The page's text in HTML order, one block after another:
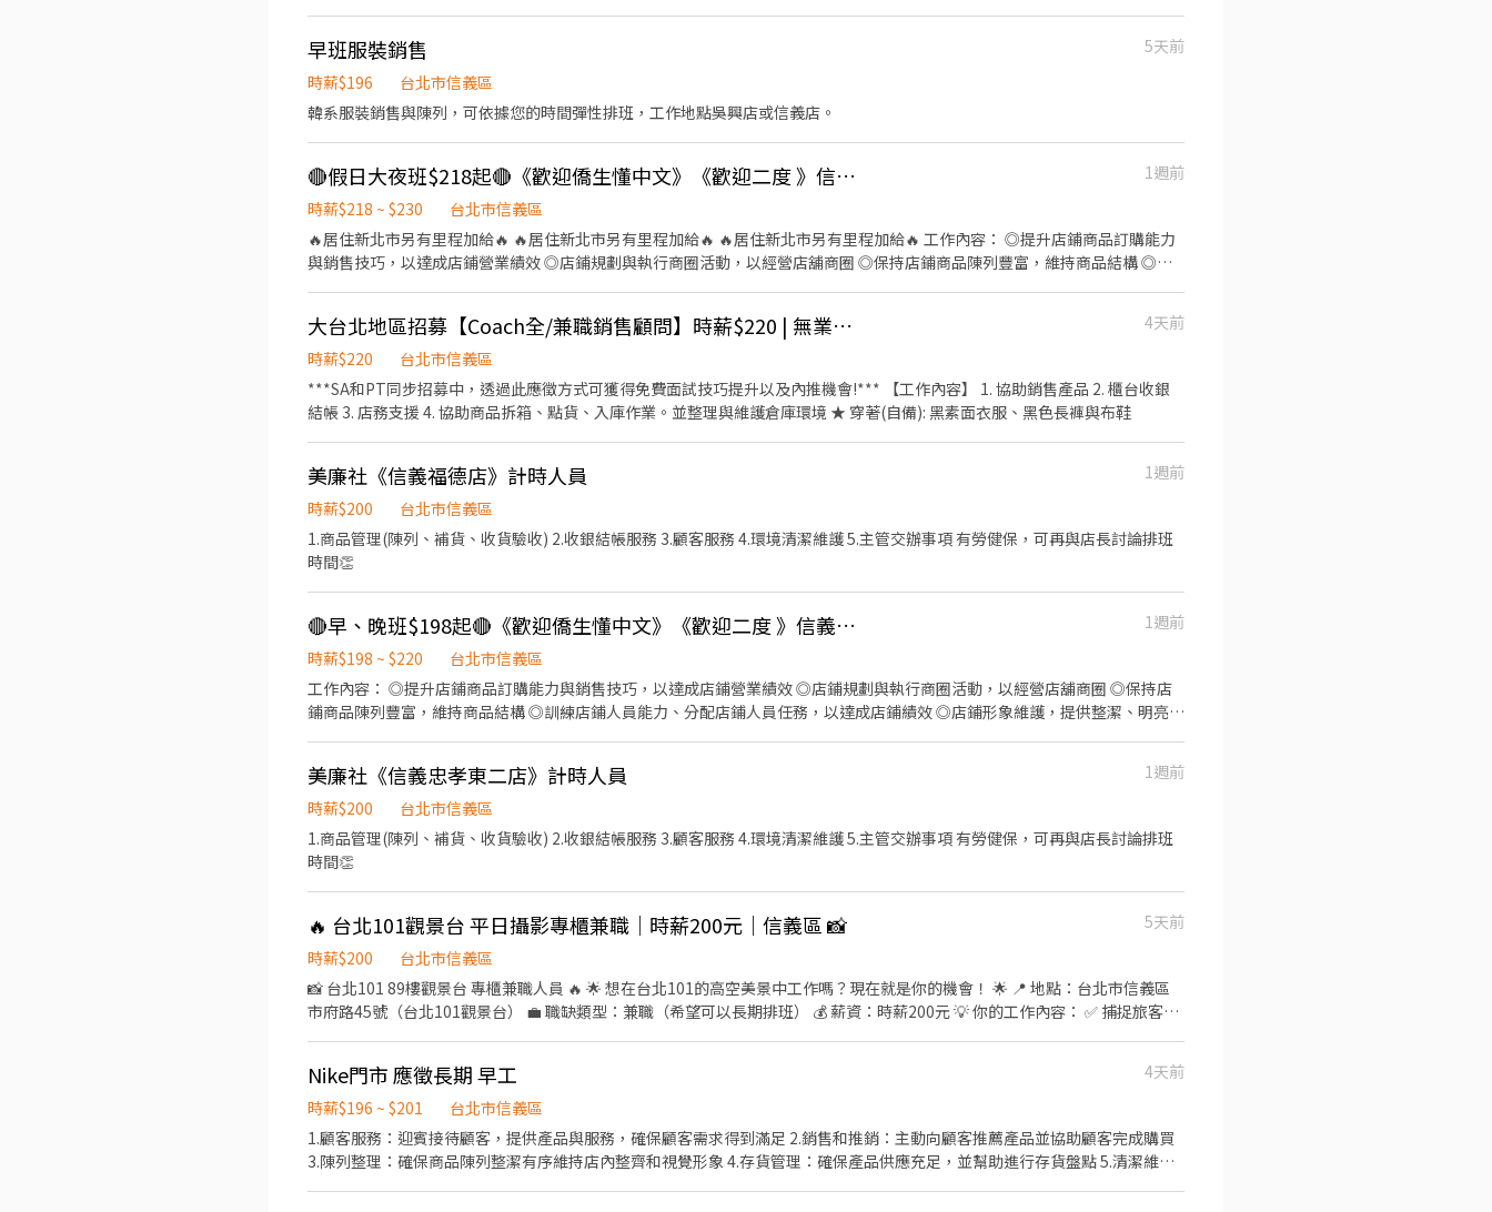
早班服裝銷售
5天前
時薪$196
台北市信義區
韓系服裝銷售與陳列，可依據您的時間彈性排班，工作地點吳興店或信義店。
🔴假日大夜班$218起🔴《歡迎僑生懂中文》《歡迎二度 》信義區景聯店
1週前
時薪$218 ~ $230
台北市信義區
🔥居住新北市另有里程加給🔥 🔥居住新北市另有里程加給🔥 🔥居住新北市另有里程加給🔥 工作內容： ◎提升店鋪商品訂購能力
與銷售技巧，以達成店鋪營業績效 ◎店鋪規劃與執行商圈活動，以經營店舖商圈 ◎保持店鋪商品陳列豐富，維持商品結構 ◎訓
大台北地區招募【Coach全/兼職銷售顧問】時薪$220 | 無業績壓力_858
4天前
時薪$220
台北市信義區
***SA和PT同步招募中，透過此應徵方式可獲得免費面試技巧提升以及內推機會!*** 【工作內容】 1. 協助銷售產品 2. 櫃台收銀
結帳 3. 店務支援 4. 協助商品拆箱、點貨、入庫作業。並整理與維護倉庫環境 ★ 穿著(自備): 黑素面衣服、黑色長褲與布鞋
美廉社《信義福德店》計時人員
1週前
時薪$200
台北市信義區
1.商品管理(陳列、補貨、收貨驗收) 2.收銀結帳服務 3.顧客服務 4.環境清潔維護 5.主管交辦事項 有勞健保，可再與店長討論排班
時間👏
🔴早、晚班$198起🔴《歡迎僑生懂中文》《歡迎二度 》信義區景聯店
1週前
時薪$198 ~ $220
台北市信義區
工作內容： ◎提升店鋪商品訂購能力與銷售技巧，以達成店鋪營業績效 ◎店鋪規劃與執行商圈活動，以經營店舖商圈 ◎保持店
鋪商品陳列豐富，維持商品結構 ◎訓練店鋪人員能力、分配店鋪人員任務，以達成店鋪績效 ◎店鋪形象維護，提供整潔、明亮、
美廉社《信義忠孝東二店》計時人員
1週前
時薪$200
台北市信義區
1.商品管理(陳列、補貨、收貨驗收) 2.收銀結帳服務 3.顧客服務 4.環境清潔維護 5.主管交辦事項 有勞健保，可再與店長討論排班
時間👏
🔥 台北101觀景台 平日攝影專櫃兼職｜時薪200元｜信義區 📸
5天前
時薪$200
台北市信義區
📸 台北101 89樓觀景台 專櫃兼職人員 🔥 🌟 想在台北101的高空美景中工作嗎？現在就是你的機會！ 🌟 📍 地點：台北市信義區
市府路45號（台北101觀景台） 💼 職缺類型：兼職（希望可以長期排班） 💰 薪資：時薪200元 💡 你的工作內容： ✅ 捕捉旅客美
提供上班時間，由店長安排） 📌 希望每次至少8小時，每週可排2天平日班以上較佳 🎯 如果你喜歡與人互動、對攝影有興趣，並
渴望在台北101這個國際級地標工作，那就快來加入我們吧！ 🚀
Nike門市 應徵長期 早工
4天前
時薪$196 ~ $201
台北市信義區
1.顧客服務：迎賓接待顧客，提供產品與服務，確保顧客需求得到滿足 2.銷售和推銷：主動向顧客推薦產品並協助顧客完成購買
3.陳列整理：確保商品陳列整潔有序維持店內整齊和視覺形象 4.存貨管理：確保產品供應充足，並幫助進行存貨盤點 5.清潔維